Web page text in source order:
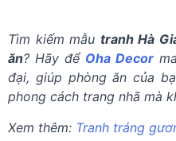
Tìm kiếm mẫu tranh Hà
ăn? Hãy để Oha Decor
đại, giúp phòng ăn của
phong cách trang nhã mà
Xem thêm: Tranh tráng